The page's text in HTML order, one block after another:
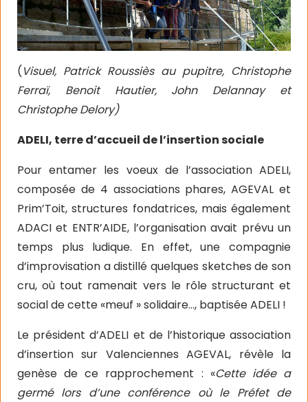
(Visuel, Patrick Roussiès au pupitre, Christophe
Ferraï, Benoit Hautier, John Delannay et
Christophe Delory)
ADELI, terre d’accueil de l’insertion sociale
Pour entamer les voeux de l’association ADELI,
composée de 4 associations phares, AGEVAL et
Prim’Toit, structures fondatrices, mais également
ADACI et ENTR’AIDE, l’organisation avait prévu un
temps plus ludique. En effet, une compagnie
d’improvisation a distillé quelques sketches de son
cru, où tout ramenait vers le rôle structurant et
social de cette «meuf » solidaire…, baptisée ADELI !
Le président d’ADELI et de l’historique association
d’insertion sur Valenciennes AGEVAL, révèle la
genèse de ce rapprochement : «Cette idée a
germé lors d’une conférence où le Préfet de